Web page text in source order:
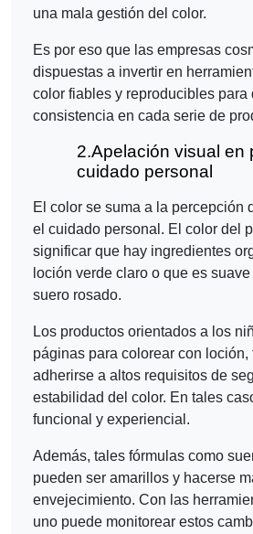
una mala gestión del color.
Es por eso que las empresas
dispuestas a invertir en
color fiables y reproducibles para
consistencia en cada serie de
2.Apelación visual en
cuidado personal
El color se suma a la percepción
el cuidado personal. El color del
significar que hay ingredientes
loción verde claro o que es
suero rosado.
Los productos orientados a los
páginas para colorear con loción,
adherirse a altos requisitos de
estabilidad del color. En tales
funcional y experiencial.
Además, tales fórmulas como
pueden ser amarillos y hacerse
envejecimiento. Con las
uno puede monitorear estos